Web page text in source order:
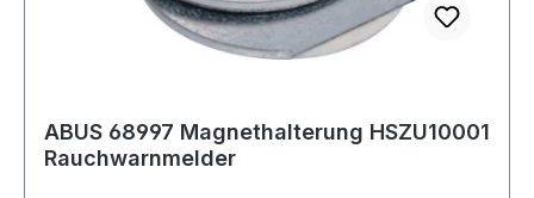
durchgestrichen
ABUS 68997 Magnethalterung HSZU10001
Rauchwarnmelder